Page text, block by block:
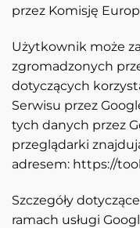
przez Komisję
Użytkownik może
zgromadzonych
dotyczących
Serwisu przez
tych danych przez
przeglądarki
adresem: https://
Szczegóły
ramach usługi